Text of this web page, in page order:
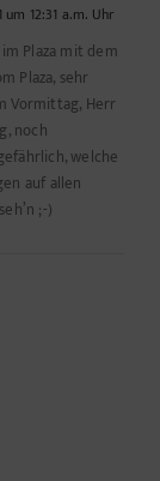
12:31 a.m. Uhr
Plaza mit dem
Plaza, sehr
Vormittag, Herr
noch
welche
auf allen
;-)